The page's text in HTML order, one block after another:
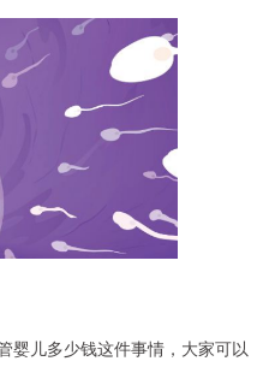
婴儿多少钱这件事情，大家可以